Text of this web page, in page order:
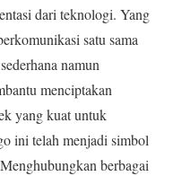
dari teknologi. Yang
satu sama
namun
menciptakan
yang kuat untuk
ini telah menjadi simbol
berbagai